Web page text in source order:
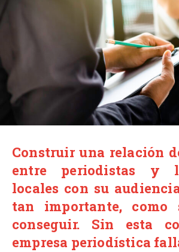
Construir una relación
entre periodistas y
locales con su
tan importante, como
conseguir. Sin esta
empresa periodística